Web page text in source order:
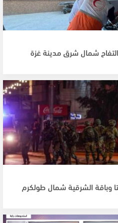
التفاح شمال شرق مدينة غزة
وباقة الشرقية شمال طولكرم